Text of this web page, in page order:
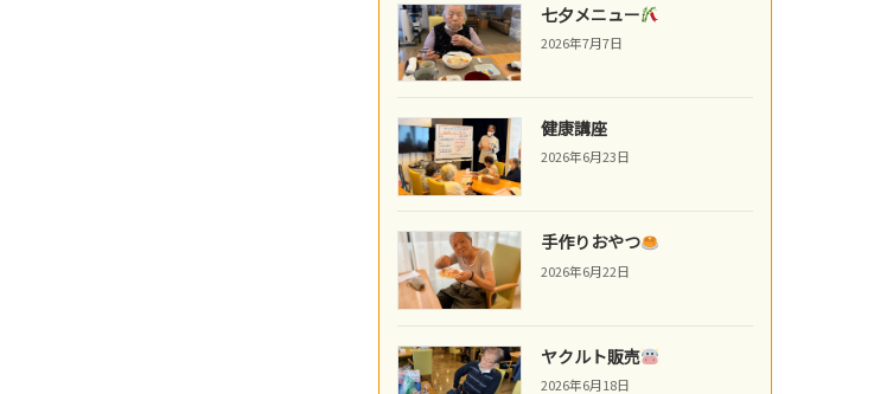
七夕メニュー
2026年7月7日
健康講座
2026年6月23日
手作りおやつ
2026年6月22日
ヤクルト販売
2026年6月18日